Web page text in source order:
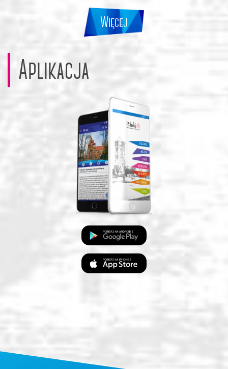
Więcej
Aplikacja